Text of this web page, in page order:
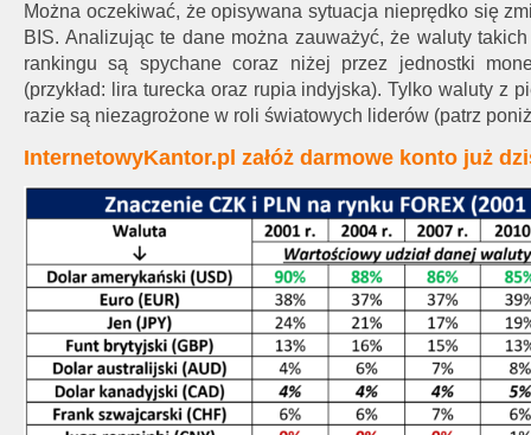
Można oczekiwać, że opisywana sytuacja nieprędko się
BIS. Analizując te dane można zauważyć, że waluty
rankingu są spychane coraz niżej przez jednostki
(przykład: lira turecka oraz rupia indyjska). Tylko waluty z
razie są niezagrożone w roli światowych liderów (patrz
InternetowyKantor.pl załóż darmowe konto już